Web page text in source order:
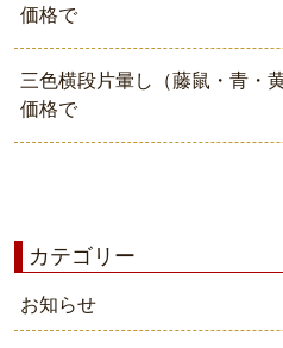
価格で
三色横段片暈し（藤鼠・青・
価格で
カテゴリー
お知らせ